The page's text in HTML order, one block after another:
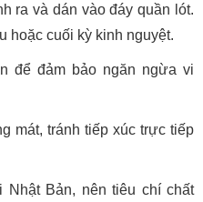
ra và dán vào đáy quần lót.
hoặc cuối kỳ kinh nguyệt.
để đảm bảo ngăn ngừa vi
mát, tránh tiếp xúc trực tiếp
Nhật Bản, nên tiêu chí chất